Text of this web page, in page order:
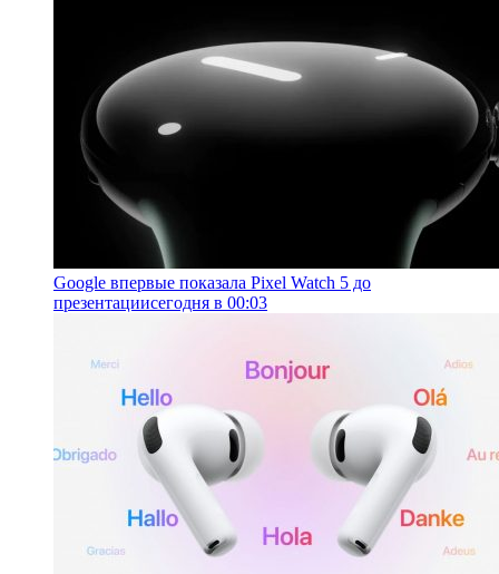
Google впервые показала Pixel Watch 5 до
презентациисегодня в 00:03